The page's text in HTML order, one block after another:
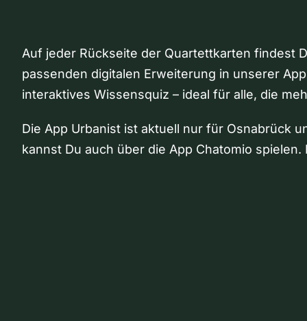
Auf jeder Rückseite der Quartettkarten findest
passenden digitalen Erweiterung in unserer
interaktives Wissensquiz – ideal für alle, die
Die App Urbanist ist aktuell nur für Osnabrück
kannst Du auch über die App Chatomio